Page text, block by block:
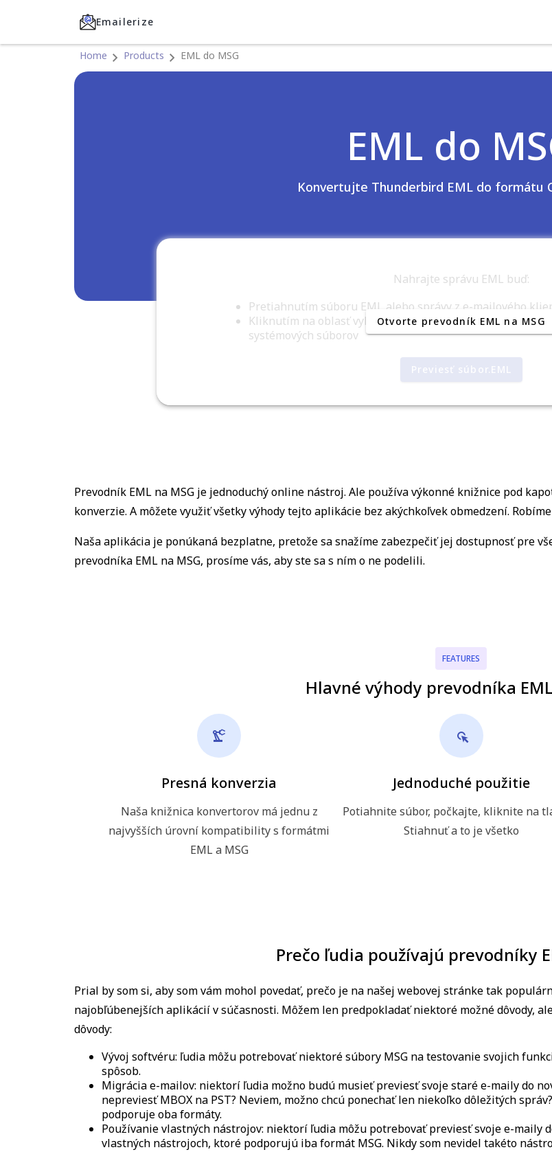
Emailerize
Home Products EML do MSG
EML do
Konvertujte Thunderbird EML do formátu
Nahrajte správu EML buď:
Pretiahnutím súboru EML alebo správy z e-mailového
Kliknutím na oblasť vyhľadajte súbor pomocou
systémových súborov
Previesť súbor.EML
Otvorte prevodník EML na MSG
Prevodník EML na MSG je jednoduchý online nástroj. Ale používa výkonné knižnice pod
konverzie. A môžete využiť všetky výhody tejto aplikácie bez akýchkoľvek obmedzení.
Naša aplikácia je ponúkaná bezplatne, pretože sa snažíme zabezpečiť jej dostupnosť pre
prevodníka EML na MSG, prosíme vás, aby ste sa s ním o ne podelili.
FEATURES
Hlavné výhody prevodníka
Presná konverzia
Naša knižnica konvertorov má jednu z
najvyšších úrovní kompatibility s formátmi
EML a MSG
Jednoduché použitie
Potiahnite súbor, počkajte, kliknite na
Stiahnuť a to je všetko
Prečo ľudia používajú prevodníky
Prial by som si, aby som vám mohol povedať, prečo je na našej webovej stránke tak
najobľúbenejších aplikácií v súčasnosti. Môžem len predpokladať niektoré možné dôvody,
dôvody:
Vývoj softvéru: ľudia môžu potrebovať niektoré súbory MSG na testovanie svojich
spôsob.
Migrácia e-mailov: niektorí ľudia možno budú musieť previesť svoje staré e-maily do
nepreviesť MBOX na PST? Neviem, možno chcú ponechať len niekoľko dôležitých
podporuje oba formáty.
Používanie vlastných nástrojov: niektorí ľudia môžu potrebovať previesť svoje e-maily
vlastných nástrojoch, ktoré podporujú iba formát MSG. Nikdy som nevidel takéto